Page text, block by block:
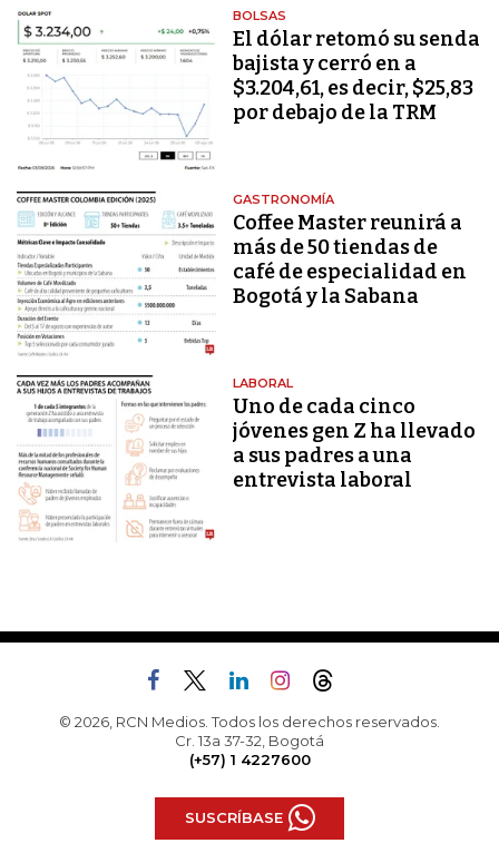
BOLSAS
El dólar retomó su senda
bajista y cerró en a
$3.204,61, es decir, $25,83
por debajo de la TRM
GASTRONOMÍA
Coffee Master reunirá a
más de 50 tiendas de
café de especialidad en
Bogotá y la Sabana
LABORAL
Uno de cada cinco
jóvenes gen Z ha llevado
a sus padres a una
entrevista laboral
© 2026, RCN Medios. Todos los derechos reservados.
Cr. 13a 37-32, Bogotá
(+57) 1 4227600
SUSCRÍBASE